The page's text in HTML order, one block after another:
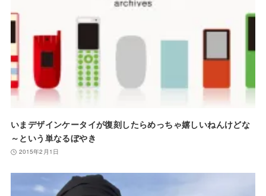
いまデザインケータイが復刻したらめっちゃ嬉しいねんけどな
～という単なるぼやき
2015年2月1日